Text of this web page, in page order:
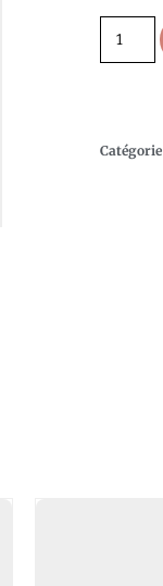
Catégorie